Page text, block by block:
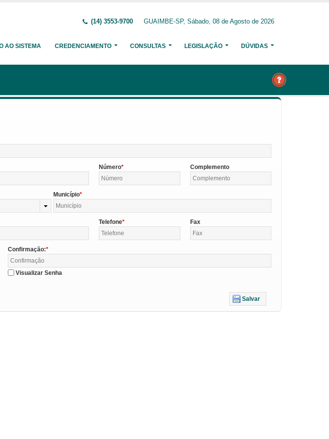
(14) 3553-9700 GUAIMBE-SP, Sábado, 08 de Agosto de 2026
AO SISTEMA CREDENCIAMENTO CONSULTAS LEGISLAÇÃO DÚVIDAS
Número Complemento
Município
Telefone Fax
Confirmação:
Visualizar Senha
Salvar